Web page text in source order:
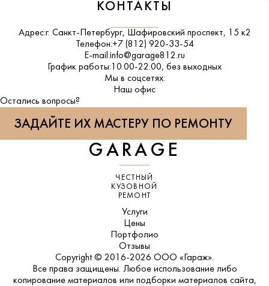
КОНТАКТЫ
Адрес:г. Санкт-Петербург, Шафировский проспект, 15 к2
Телефон:+7 (812) 920-33-54
E-mail:info@garage812.ru
График работы: 10.00-22.00, без выходных
Мы в соцсетях:
ВКонтакте
Наш офис
Остались вопросы?
ЗАДАЙТЕ ИХ МАСТЕРУ ПО РЕМОНТУ
GARAGE
ЧЕСТНЫЙ
КУЗОВНОЙ
РЕМОНТ
Услуги
Цены
Портфолио
Отзывы
Copyright © 2016-2026 ООО «Гараж».
Все права защищены. Любое использование либо
копирование материалов или подборки материалов сайта,